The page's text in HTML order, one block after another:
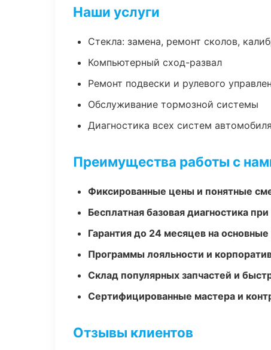
Наши услуги
Стекла: замена, ремонт сколов,
Компьютерный сход-развал
Ремонт подвески и рулевого
Обслуживание тормозной системы
Диагностика всех систем автомобиля
Преимущества работы с
Фиксированные цены и понятные
Бесплатная базовая диагностика
Гарантия до 24 месяцев на
Программы лояльности и
Склад популярных запчастей и
Сертифицированные мастера и
Отзывы клиентов